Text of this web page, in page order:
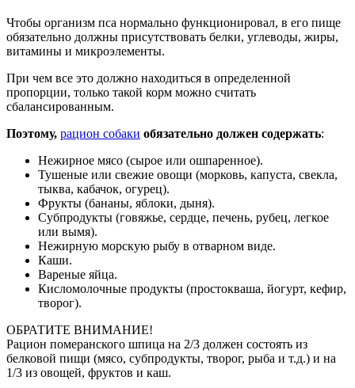
Чтобы организм пса нормально функционировал, в его пище
обязательно должны присутствовать белки, углеводы, жиры,
витамины и микроэлементы.
При чем все это должно находиться в определенной
пропорции, только такой корм можно считать
сбалансированным.
Поэтому, рацион собаки обязательно должен содержать:
Нежирное мясо (сырое или ошпаренное).
Тушеные или свежие овощи (морковь, капуста, свекла,
тыква, кабачок, огурец).
Фрукты (бананы, яблоки, дыня).
Субпродукты (говяжье, сердце, печень, рубец, легкое
или вымя).
Нежирную морскую рыбу в отварном виде.
Каши.
Вареные яйца.
Кисломолочные продукты (простокваша, йогурт, кефир,
творог).
ОБРАТИТЕ ВНИМАНИЕ!
Рацион померанского шпица на 2/3 должен состоять из
белковой пищи (мясо, субпродукты, творог, рыба и т.д.) и на
1/3 из овощей, фруктов и каш.